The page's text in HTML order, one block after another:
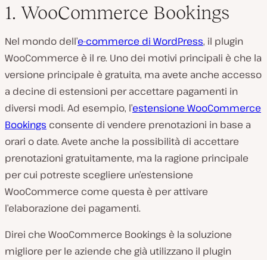
1. WooCommerce Bookings
Nel mondo dell’e-commerce di WordPress, il plugin
WooCommerce è il re. Uno dei motivi principali è che la
versione principale è gratuita, ma avete anche accesso
a decine di estensioni per accettare pagamenti in
diversi modi. Ad esempio, l’estensione WooCommerce
Bookings consente di vendere prenotazioni in base a
orari o date. Avete anche la possibilità di accettare
prenotazioni gratuitamente, ma la ragione principale
per cui potreste scegliere un’estensione
WooCommerce come questa è per attivare
l’elaborazione dei pagamenti.
Direi che WooCommerce Bookings è la soluzione
migliore per le aziende che già utilizzano il plugin